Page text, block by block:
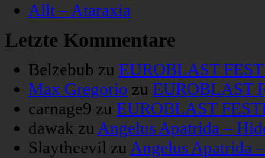
Allt – Ataraxia
Letzte Kommentare
Belzebub zu EUROBLAST
Max Gregorio zu EUROBLAST
carnage9 zu EUROBLAST
dawak zuAngelus Apatrida –
Slaytheevil zuAngelus Apatrida